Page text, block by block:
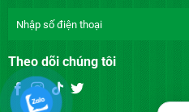
Theo dõi chúng tôi